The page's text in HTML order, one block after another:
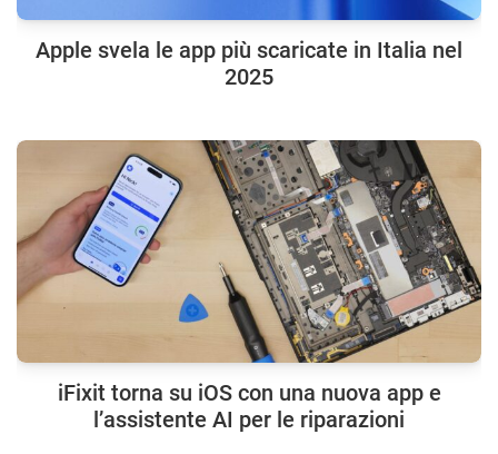
Apple svela le app più scaricate in Italia nel
2025
iFixit torna su iOS con una nuova app e
l’assistente AI per le riparazioni